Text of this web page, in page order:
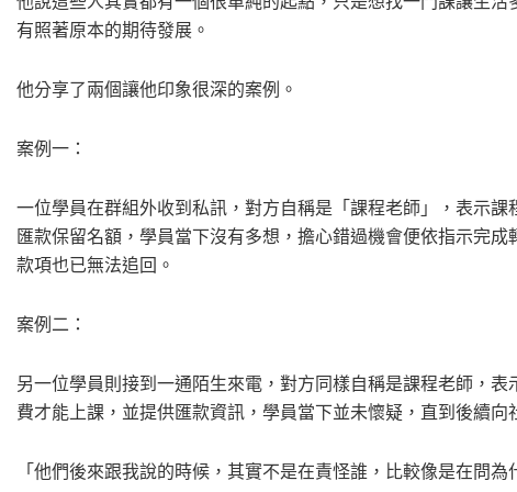
有照著原本的期待發展。
他分享了兩個讓他印象很深的案例。
案例一：
一位學員在群組外收到私訊，對方自稱是「課程老師」，表示
匯款保留名額，學員當下沒有多想，擔心錯過機會便依指示完
款項也已無法追回。
案例二：
另一位學員則接到一通陌生來電，對方同樣自稱是課程老師，
費才能上課，並提供匯款資訊，學員當下並未懷疑，直到後續向
「他們後來跟我說的時候，其實不是在責怪誰，比較像是在問為